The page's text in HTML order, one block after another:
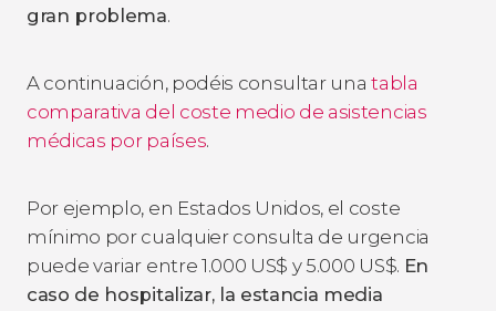
gran problema.
A continuación, podéis consultar unatabla
comparativa del coste medio de asistencias
médicas por países.
Por ejemplo, en Estados Unidos, el coste
mínimo por cualquier consulta de urgencia
puede variar entre 1.000 US$ y 5.000 US$. En
caso de hospitalizar, la estancia media